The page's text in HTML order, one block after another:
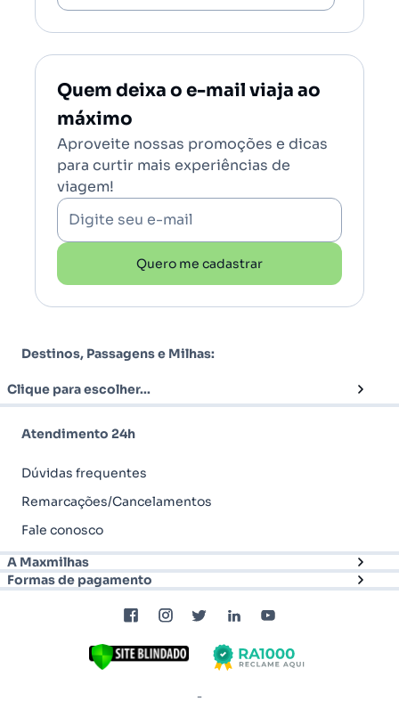
Quem deixa o e-mail viaja ao
máximo
Aproveite nossas promoções e dicas
para curtir mais experiências de
viagem!
Digite seu e-mail
Quero me cadastrar
Destinos, Passagens e Milhas:
Clique para escolher...
Atendimento 24h
Dúvidas frequentes
Remarcações/Cancelamentos
Fale conosco
A Maxmilhas
Formas de pagamento
-